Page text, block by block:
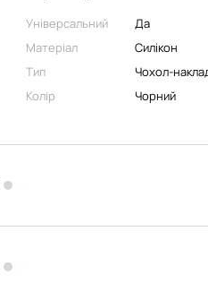
Універсальний
Да
Матеріал
Силікон
Тип
Чохол-
Колір
Чорний